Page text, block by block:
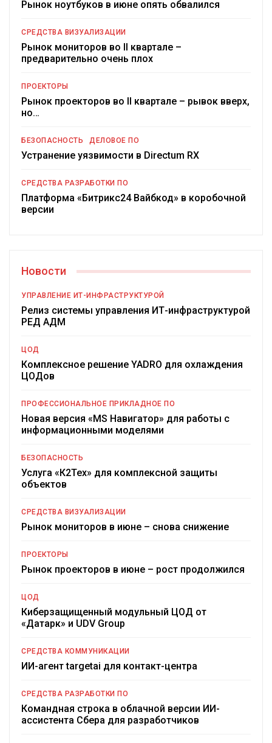
Рынок ноутбуков в июне опять обвалился
СРЕДСТВА ВИЗУАЛИЗАЦИИ
Рынок мониторов во II квартале –
предварительно очень плох
ПРОЕКТОРЫ
Рынок проекторов во II квартале – рывок вверх,
но…
БЕЗОПАСНОСТЬ ДЕЛОВОЕ ПО
Устранение уязвимости в Directum RX
СРЕДСТВА РАЗРАБОТКИ ПО
Платформа «Битрикс24 Вайбкод» в коробочной
версии
Новости
УПРАВЛЕНИЕ ИТ-ИНФРАСТРУКТУРОЙ
Релиз системы управления ИТ-инфраструктурой
РЕД АДМ
ЦОД
Комплексное решение YADRO для охлаждения
ЦОДов
ПРОФЕССИОНАЛЬНОЕ ПРИКЛАДНОЕ ПО
Новая версия «MS Навигатор» для работы с
информационными моделями
БЕЗОПАСНОСТЬ
Услуга «К2Тех» для комплексной защиты
объектов
СРЕДСТВА ВИЗУАЛИЗАЦИИ
Рынок мониторов в июне – снова снижение
ПРОЕКТОРЫ
Рынок проекторов в июне – рост продолжился
ЦОД
Киберзащищенный модульный ЦОД от
«Датарк» и UDV Group
СРЕДСТВА КОММУНИКАЦИИ
ИИ-агент targetai для контакт-центра
СРЕДСТВА РАЗРАБОТКИ ПО
Командная строка в облачной версии ИИ-
ассистента Сбера для разработчиков